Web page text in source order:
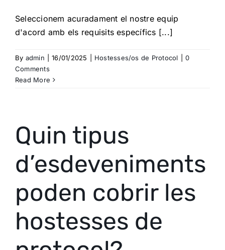
Seleccionem acuradament el nostre equip
d'acord amb els requisits específics [...]
By admin 16/01/2025 Hostesses/os de Protocol
0
Comments
Read More
Quin tipus
d’esdeveniments
poden cobrir les
hostesses de